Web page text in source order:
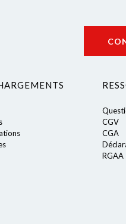
CGV
CGA
RGAA